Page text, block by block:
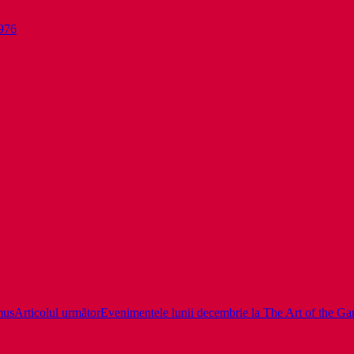
Articolul următorEvenimentele lunii decembrie la The Art of the